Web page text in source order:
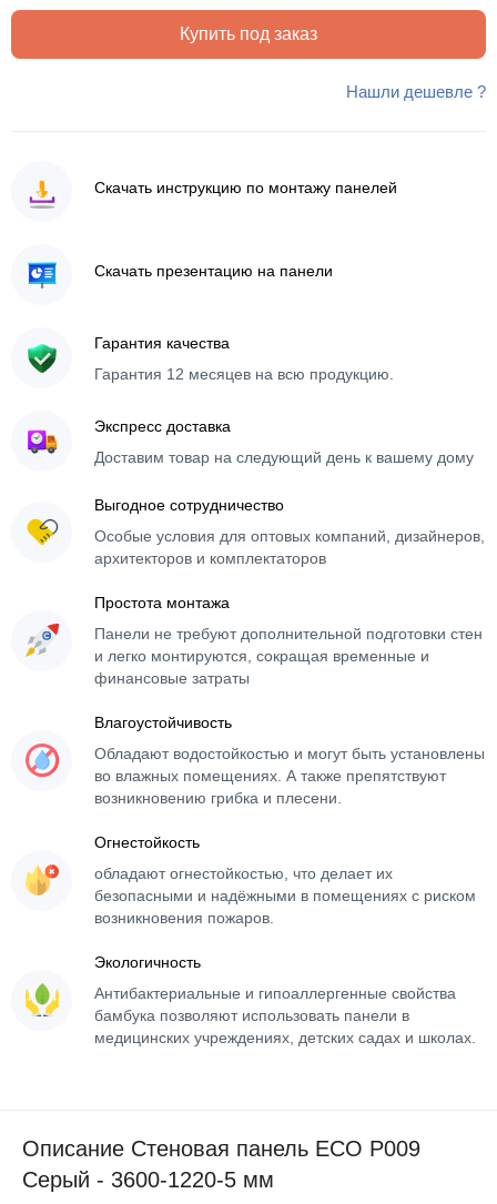
Купить под заказ
Нашли дешевле ?
Скачать инструкцию по монтажу панелей
Скачать презентацию на панели
Гарантия качества
Гарантия 12 месяцев на всю продукцию.
Экспресс доставка
Доставим товар на следующий день к вашему дому
Выгодное сотрудничество
Особые условия для оптовых компаний, дизайнеров,
архитекторов и комплектаторов
Простота монтажа
Панели не требуют дополнительной подготовки стен
и легко монтируются, сокращая временные и
финансовые затраты
Влагоустойчивость
Обладают водостойкостью и могут быть установлены
во влажных помещениях. А также препятствуют
возникновению грибка и плесени.
Огнестойкость
обладают огнестойкостью, что делает их
безопасными и надёжными в помещениях с риском
возникновения пожаров.
Экологичность
Антибактериальные и гипоаллергенные свойства
бамбука позволяют использовать панели в
медицинских учреждениях, детских садах и школах.
Описание Стеновая панель ECO P009
Серый - 3600-1220-5 мм